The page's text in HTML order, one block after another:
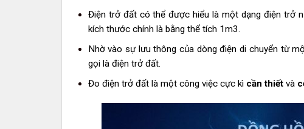
Điện trở đất có thể được hiểu là một dạng điện trở
kích thước chính là bằng thể tích 1m3.
Nhờ vào sự lưu thông của dòng điện di chuyển từ
gọi là điện trở đất.
Đo điện trở đất là một công việc cực kì cần thiếtvà